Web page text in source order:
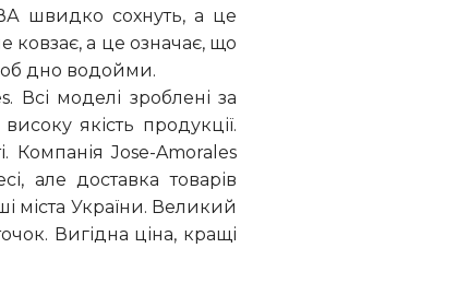
швидко сохнуть, а це
ковзає, а це означає, що
об дно водойми.
Всі моделі зроблені за
якість продукції.
Jose-Amorales
але доставка товарів
міста України. Великий
Вигідна ціна, кращі